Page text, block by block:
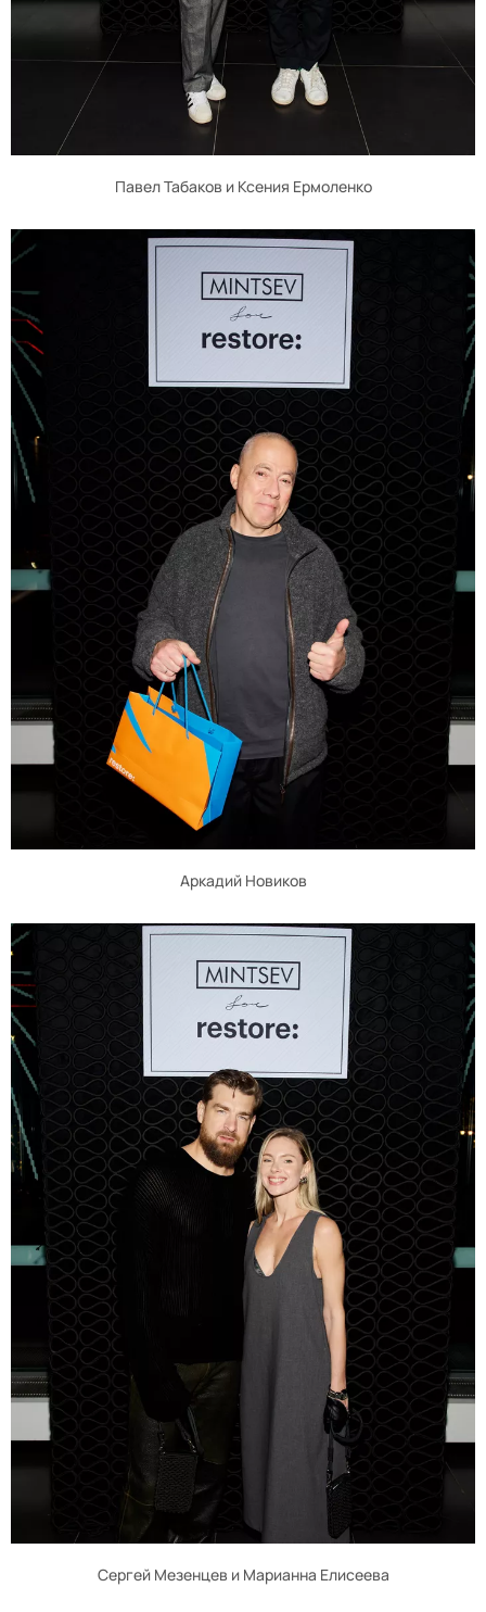
Павел Табаков и Ксения Ермоленко
Аркадий Новиков
Сергей Мезенцев и Марианна Елисеева